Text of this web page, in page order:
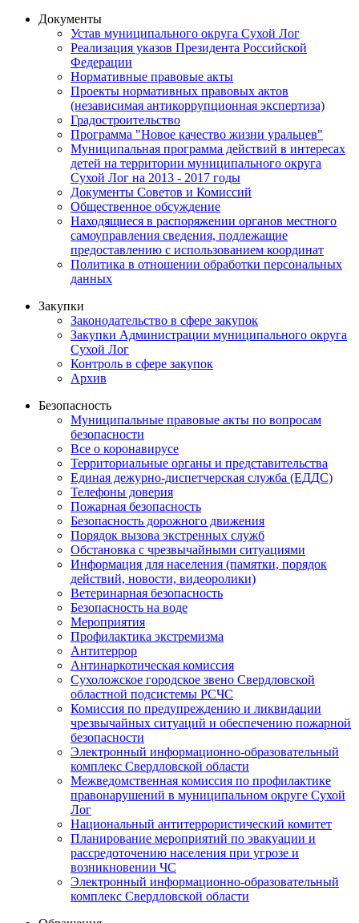
Документы
Устав муниципального округа Сухой Лог
Реализация указов Президента Российской
Федерации
Нормативные правовые акты
Проекты нормативных правовых актов
(независимая антикоррупционная экспертиза)
Градостроительство
Программа "Новое качество жизни уральцев"
Муниципальная программа действий в интересах
детей на территории муниципального округа
Сухой Лог на 2013 - 2017 годы
Документы Советов и Комиссий
Общественное обсуждение
Находящиеся в распоряжении органов местного
самоуправления сведения, подлежащие
предоставлению с использованием координат
Политика в отношении обработки персональных
данных
Закупки
Законодательство в сфере закупок
Закупки Администрации муниципального округа
Сухой Лог
Контроль в сфере закупок
Архив
Безопасность
Муниципальные правовые акты по вопросам
безопасности
Все о коронавирусе
Территориальные органы и представительства
Единая дежурно-диспетчерская служба (ЕДДС)
Телефоны доверия
Пожарная безопасность
Безопасность дорожного движения
Порядок вызова экстренных служб
Обстановка с чрезвычайными ситуациями
Информация для населения (памятки, порядок
действий, новости, видеоролики)
Ветеринарная безопасность
Безопасность на воде
Мероприятия
Профилактика экстремизма
Антитеррор
Антинаркотическая комиссия
Сухоложское городское звено Свердловской
областной подсистемы РСЧС
Комиссия по предупреждению и ликвидации
чрезвычайных ситуаций и обеспечению пожарной
безопасности
Электронный информационно-образовательный
комплекс Cвердловской области
Межведомственная комиссия по профилактике
правонарушений в муниципальном округе Сухой
Лог
Национальный антитеррористический комитет
Планирование мероприятий по эвакуации и
рассредоточению населения при угрозе и
возникновении ЧС
Электронный информационно-образовательный
комплекс Свердловской области